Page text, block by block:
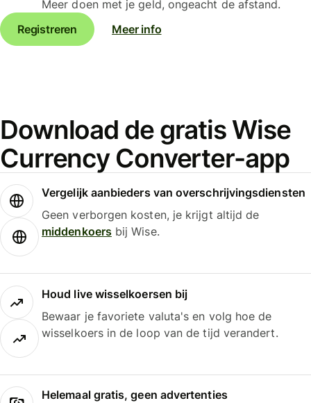
Meer doen met je geld, ongeacht de afstand.
Registreren
Meer info
Download de gratis Wise
Currency Converter-app
Vergelijk aanbieders van overschrijvingsdiensten
Geen verborgen kosten, je krijgt altijd de
middenkoersbij Wise.
Houd live wisselkoersen bij
Bewaar je favoriete valuta's en volg hoe de
wisselkoers in de loop van de tijd verandert.
Helemaal gratis, geen advertenties